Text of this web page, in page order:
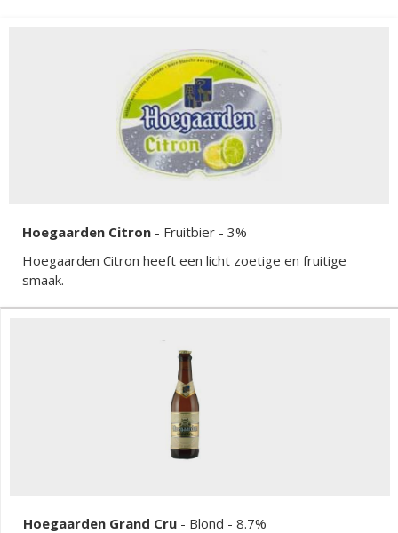
Hoegaarden Citron - Fruitbier - 3%
Hoegaarden Citron heeft een licht zoetige en fruitige
smaak.
Hoegaarden Grand Cru - Blond - 8.7%